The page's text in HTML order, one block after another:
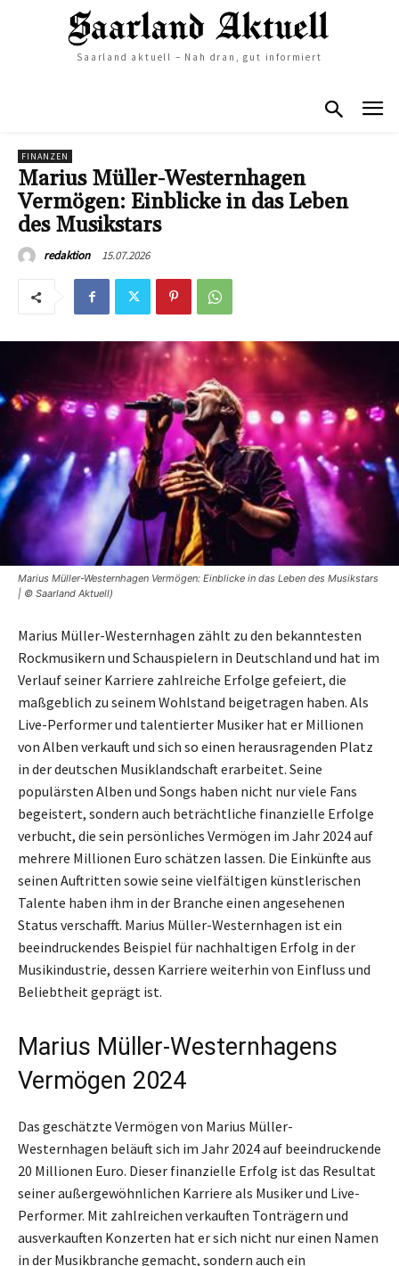
Saarland aktuell – Nah dran, gut informiert
FINANZEN
Marius Müller-Westernhagen
Vermögen: Einblicke in das Leben
des Musikstars
redaktion 15.07.2026
Marius Müller-Westernhagen Vermögen: Einblicke in das Leben des Musikstars
| © Saarland Aktuell)
Marius Müller-Westernhagen zählt zu den bekanntesten
Rockmusikern und Schauspielern in Deutschland und hat im
Verlauf seiner Karriere zahlreiche Erfolge gefeiert, die
maßgeblich zu seinem Wohlstand beigetragen haben. Als
Live-Performer und talentierter Musiker hat er Millionen
von Alben verkauft und sich so einen herausragenden Platz
in der deutschen Musiklandschaft erarbeitet. Seine
populärsten Alben und Songs haben nicht nur viele Fans
begeistert, sondern auch beträchtliche finanzielle Erfolge
verbucht, die sein persönliches Vermögen im Jahr 2024 auf
mehrere Millionen Euro schätzen lassen. Die Einkünfte aus
seinen Auftritten sowie seine vielfältigen künstlerischen
Talente haben ihm in der Branche einen angesehenen
Status verschafft. Marius Müller-Westernhagen ist ein
beeindruckendes Beispiel für nachhaltigen Erfolg in der
Musikindustrie, dessen Karriere weiterhin von Einfluss und
Beliebtheit geprägt ist.
Marius Müller-Westernhagens
Vermögen 2024
Das geschätzte Vermögen von Marius Müller-
Westernhagen beläuft sich im Jahr 2024 auf beeindruckende
20 Millionen Euro. Dieser finanzielle Erfolg ist das Resultat
seiner außergewöhnlichen Karriere als Musiker und Live-
Performer. Mit zahlreichen verkauften Tonträgern und
ausverkauften Konzerten hat er sich nicht nur einen Namen
in der Musikbranche gemacht, sondern auch ein